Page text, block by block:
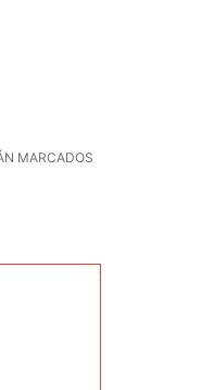
MARCADOS